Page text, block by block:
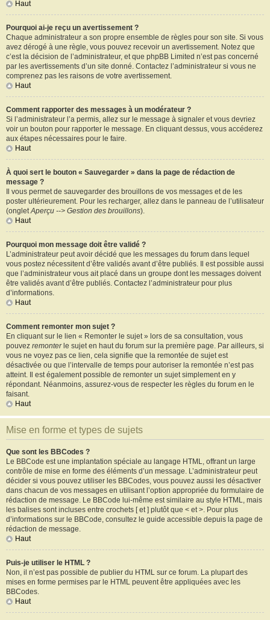
Haut
Pourquoi ai-je reçu un avertissement ?
Chaque administrateur a son propre ensemble de règles pour son site. Si vous
avez dérogé à une règle, vous pouvez recevoir un avertissement. Notez que
c’est la décision de l’administrateur, et que phpBB Limited n’est pas concerné
par les avertissements d’un site donné. Contactez l’administrateur si vous ne
comprenez pas les raisons de votre avertissement.
Haut
Comment rapporter des messages à un modérateur ?
Si l’administrateur l’a permis, allez sur le message à signaler et vous devriez
voir un bouton pour rapporter le message. En cliquant dessus, vous accéderez
aux étapes nécessaires pour le faire.
Haut
À quoi sert le bouton « Sauvegarder » dans la page de rédaction de
message ?
Il vous permet de sauvegarder des brouillons de vos messages et de les
poster ultérieurement. Pour les recharger, allez dans le panneau de l’utilisateur
(ongletAperçu --> Gestion des brouillons).
Haut
Pourquoi mon message doit être validé ?
L’administrateur peut avoir décidé que les messages du forum dans lequel
vous postez nécessitent d’être validés avant d’être publiés. Il est possible aussi
que l’administrateur vous ait placé dans un groupe dont les messages doivent
être validés avant d’être publiés. Contactez l’administrateur pour plus
d’informations.
Haut
Comment remonter mon sujet ?
En cliquant sur le lien « Remonter le sujet » lors de sa consultation, vous
pouvez remonterle sujet en haut du forum sur la première page. Par ailleurs, si
vous ne voyez pas ce lien, cela signifie que la remontée de sujet est
désactivée ou que l’intervalle de temps pour autoriser la remontée n’est pas
atteint. Il est également possible de remonter un sujet simplement en y
répondant. Néanmoins, assurez-vous de respecter les règles du forum en le
faisant.
Haut
Mise en forme et types de sujets
Que sont les BBCodes ?
Le BBCode est une implantation spéciale au langage HTML, offrant un large
contrôle de mise en forme des éléments d’un message. L’administrateur peut
décider si vous pouvez utiliser les BBCodes, vous pouvez aussi les désactiver
dans chacun de vos messages en utilisant l’option appropriée du formulaire de
rédaction de message. Le BBCode lui-même est similaire au style HTML, mais
les balises sont incluses entre crochets [ et ] plutôt que < et >. Pour plus
d’informations sur le BBCode, consultez le guide accessible depuis la page de
rédaction de message.
Haut
Puis-je utiliser le HTML ?
Non, il n’est pas possible de publier du HTML sur ce forum. La plupart des
mises en forme permises par le HTML peuvent être appliquées avec les
BBCodes.
Haut